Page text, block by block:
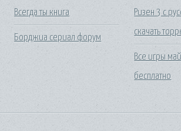
Всегда ты книга
Борджиа сериал форум
Ризен 3 с
скачать
Все игры
бесплатно